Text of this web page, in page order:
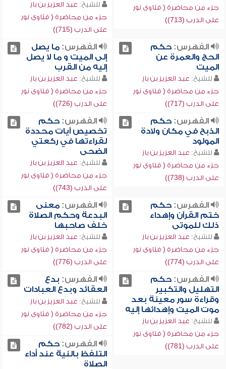
جزء من محاضرة ( فتاوى نور
على الدرب (713))
للشيخ: عبد العزيز بن باز
جزء من محاضرة ( فتاوى نور
على الدرب (715))
الفهرس:حكم
الحج والعمرة عن
الميت
للشيخ: عبد العزيز بن باز
جزء من محاضرة ( فتاوى نور
على الدرب (717))
الفهرس:ما يصل
إلى الميت و ما لا يصل
إليه من القرب
للشيخ: عبد العزيز بن باز
جزء من محاضرة ( فتاوى نور
على الدرب (726))
الفهرس:حكم
الذبح في مكان ولادة
المولود
للشيخ: عبد العزيز بن باز
جزء من محاضرة ( فتاوى نور
على الدرب (738))
الفهرس:حكم
تخصيص آيات محددة
لقراءتها في ركعتي
الضحى
للشيخ: عبد العزيز بن باز
جزء من محاضرة ( فتاوى نور
على الدرب (743))
الفهرس:حكم
ختم القرآن وإهداء
ذلك للموتى
للشيخ: عبد العزيز بن باز
جزء من محاضرة ( فتاوى نور
على الدرب (774))
الفهرس:معنى
البدعة وحكم الصلاة
خلف صاحبها
للشيخ: عبد العزيز بن باز
جزء من محاضرة ( فتاوى نور
على الدرب (776))
الفهرس:حكم
التهليل والتكبير
وقراءة سور معينة بعد
موت الميت وإهدائها إليه
للشيخ: عبد العزيز بن باز
جزء من محاضرة ( فتاوى نور
على الدرب (781))
الفهرس: بدع
العقائد وبدع العبادات
للشيخ: عبد العزيز بن باز
جزء من محاضرة ( فتاوى نور
على الدرب (782))
الفهرس:حكم
التلفظ بالنية عند أداء
الصلاة